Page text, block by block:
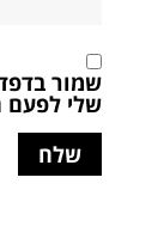
שמור
שלי לפעם